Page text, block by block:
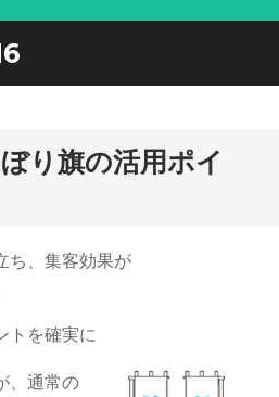
り旗の活用ポイ
ち、集客効果が
トを確実に
、通常の